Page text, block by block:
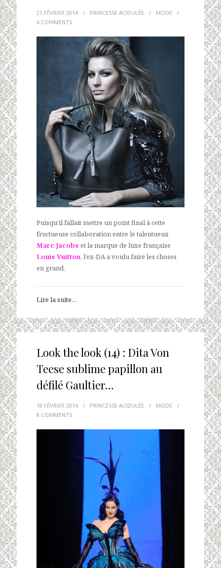
21 FÉVRIER 2014 / PRINCESSE ACIDULÉE / MODE
/
6 COMMENTS
Puisqu’il fallait mettre un point final à cette
fructueuse collaboration entre le talentueux
Marc Jacobs et la marque de luxe française
Louis Vuitton, l’ex-DA a voulu faire les choses
en grand.
Lire la suite…
Look the look (14) : Dita Von
Teese sublime papillon au
défilé Gaultier…
18 FÉVRIER 2014 / PRINCESSE ACIDULÉE / MODE
/
8 COMMENTS